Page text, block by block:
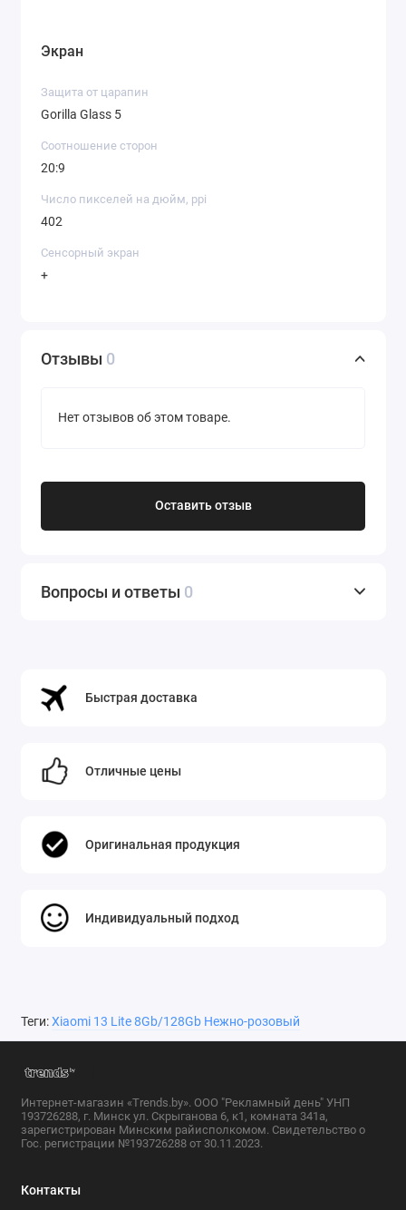
Экран
Защита от царапин
Gorilla Glass 5
Соотношение сторон
20:9
Число пикселей на дюйм, ppi
402
Сенсорный экран
+
Отзывы 0
Нет отзывов об этом товаре.
Оставить отзыв
Вопросы и ответы 0
Быстрая доставка
Отличные цены
Оригинальная продукция
Индивидуальный подход
Теги:Xiaomi 13 Lite 8Gb/128Gb Нежно-розовый
Интернет-магазин «Trends.by». ООО "Рекламный день" УНП
193726288, г. Минск ул. Скрыганова 6, к1, комната 341а,
зарегистрирован Минским райисполкомом. Свидетельство о
Гос. регистрации №193726288 от 30.11.2023.
Контакты